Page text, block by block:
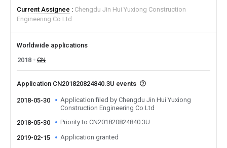
Current Assignee
Chengdu Jin Hui Yuxiong Construction
Engineering Co Ltd
Worldwide applications
2018
CN
Application CN201820824840.3U events
2018-05-30
Application filed by Chengdu Jin Hui Yuxiong
Construction Engineering Co Ltd
2018-05-30
Priority to CN201820824840.3U
2019-02-15 Application granted